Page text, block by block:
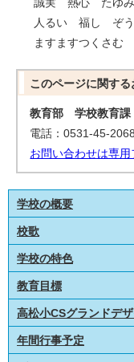
人るい 福し ぞう
ますますつくさむ
このページに関する
教育部 学校教育
電話：0531-45-
お問い合わせは専用
学校の概要
校歌
学校の特色
教育目標
高松小CSグランドデ
年間行事予定